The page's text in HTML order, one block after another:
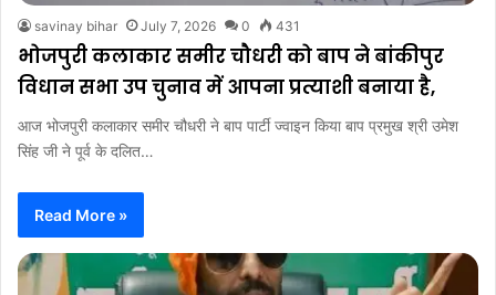
savinay bihar July 7, 2026 0 431
भोजपुरी कलाकार समीर चौधरी को बाप ने बांकीपुर
विधान सभा उप चुनाव में आपना प्रत्याशी बनाया है,
आज भोजपुरी कलाकार समीर चौधरी ने बाप पार्टी ज्वाइन किया बाप प्रमुख श्री उमेश
सिंह जी ने पूर्व के दलित…
Read More »